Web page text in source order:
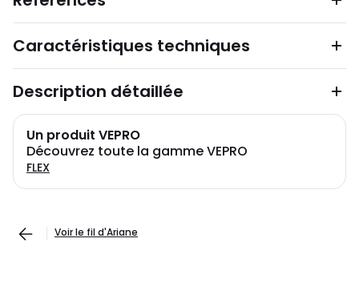
Caractéristiques techniques
Description détaillée
Un produit VEPRO
Découvrez toute la gamme VEPRO
FLEX
Voir le fil d'Ariane